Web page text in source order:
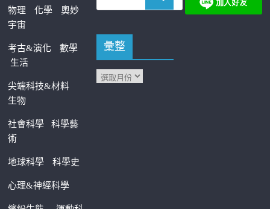
物理 化學
奧妙
宇宙
考古&演化
數學
生活
尖端科技&材料
生物
社會科學科學藝
術
地球科學 科學史
心理&神經科學
彙整